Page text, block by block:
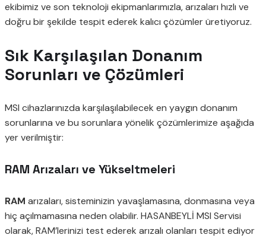
ekibimiz ve son teknoloji ekipmanlarımızla, arızaları hızlı ve
doğru bir şekilde tespit ederek kalıcı çözümler üretiyoruz.
Sık Karşılaşılan Donanım
Sorunları ve Çözümleri
MSI cihazlarınızda karşılaşılabilecek en yaygın donanım
sorunlarına ve bu sorunlara yönelik çözümlerimize aşağıda
yer verilmiştir:
RAM Arızaları ve Yükseltmeleri
RAM arızaları, sisteminizin yavaşlamasına, donmasına veya
hiç açılmamasına neden olabilir. HASANBEYLİ MSI Servisi
olarak, RAM’lerinizi test ederek arızalı olanları tespit ediyor